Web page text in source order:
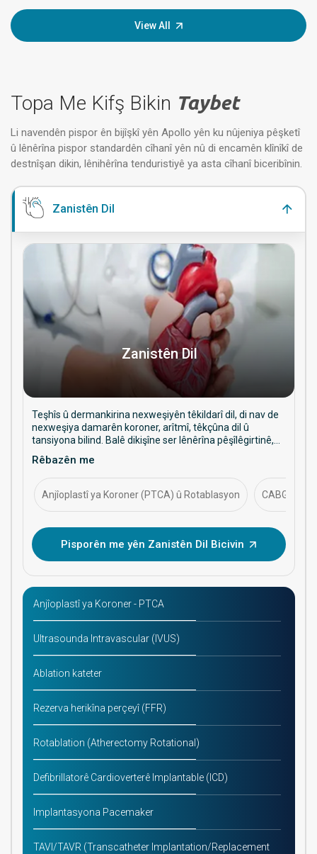
View All
Topa Me Kifş Bikin Taybet
Li navendên pispor ên bijîşkî yên Apollo yên ku nûjeniya pêşketî
û lênêrîna pispor standardên cîhanî yên nû di encamên klînîkî de
destnîşan dikin, lênihêrîna tenduristiyê ya asta cîhanî biceribînin.
Zanistên Dil
Zanistên Dil
Teşhîs û dermankirina nexweşiyên têkildarî dil, di nav de
nexweşiya damarên koroner, arîtmî, têkçûna dil û
tansiyona bilind. Balê dikişîne ser lênêrîna pêşîlêgirtinê,
demdirêj.
Rêbazên me
Anjîoplastî ya Koroner (PTCA) û Rotablasyon CABG
Pisporên me yên Zanistên Dil Bicivin
Anjîoplastî ya Koroner - PTCA
Ultrasounda Intravascular (IVUS)
Ablation kateter
Rezerva herikîna perçeyî (FFR)
Rotablation (Atherectomy Rotational)
Defibrillatorê Cardioverterê Implantable (ICD)
Implantasyona Pacemaker
TAVI/TAVR (Transcatheter Implantation/Replacement